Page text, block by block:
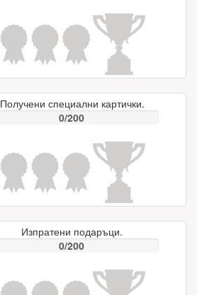
Получени специални картички.
0/200
Изпратени подаръци.
0/200